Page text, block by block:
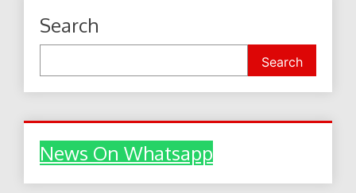
Search
Search
News On Whatsapp